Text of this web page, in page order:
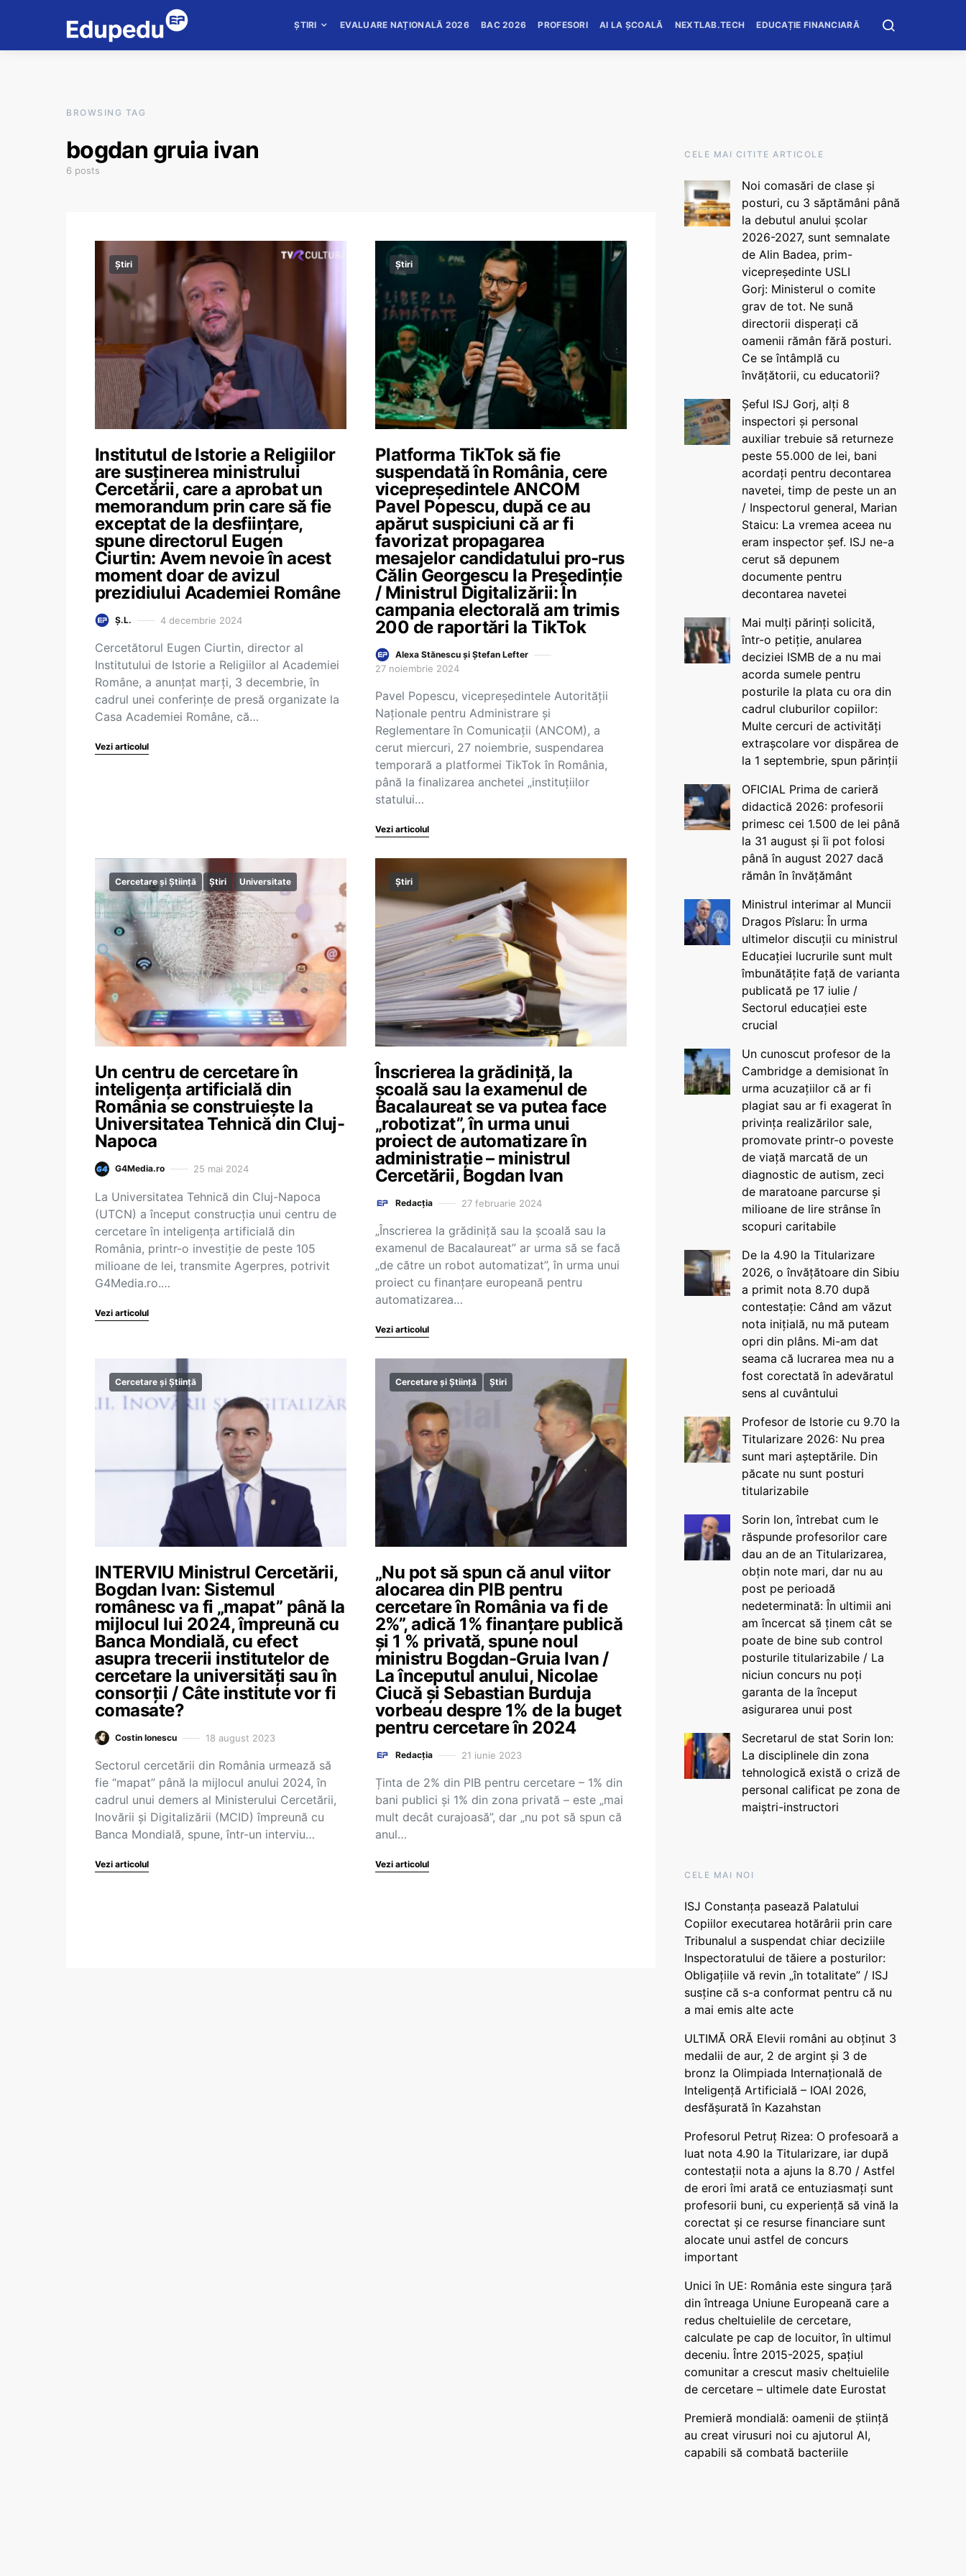
ȘTIRI EVALUARE NAȚIONALĂ 2026 BAC 2026 PROFESORI AI LA ȘCOALĂ NEXTLAB.TECH EDUCAȚIE FINANCIARĂ
BROWSING TAG
bogdan gruia ivan
6 posts
Știri
Institutul de Istorie a Religiilor
are susținerea ministrului
Cercetării, care a aprobat un
memorandum prin care să fie
exceptat de la desființare,
spune directorul Eugen
Ciurtin: Avem nevoie în acest
moment doar de avizul
prezidiului Academiei Române
Ș.L. 4 decembrie 2024
Cercetătorul Eugen Ciurtin, director al
Institutului de Istorie a Religiilor al Academiei
Române, a anunțat marți, 3 decembrie, în
cadrul unei conferințe de presă organizate la
Casa Academiei Române, că…
Vezi articolul
Știri
Platforma TikTok să fie
suspendată în România, cere
vicepreședintele ANCOM
Pavel Popescu, după ce au
apărut suspiciuni că ar fi
favorizat propagarea
mesajelor candidatului pro-rus
Călin Georgescu la Președinție
/ Ministrul Digitalizării: În
campania electorală am trimis
200 de raportări la TikTok
Alexa Stănescu și Ștefan Lefter
27 noiembrie 2024
Pavel Popescu, vicepreşedintele Autorităţii
Naţionale pentru Administrare şi
Reglementare în Comunicaţii (ANCOM), a
cerut miercuri, 27 noiembrie, suspendarea
temporară a platformei TikTok în România,
până la finalizarea anchetei „instituțiilor
statului…
Vezi articolul
Cercetare și Știință Știri Universitate
Un centru de cercetare în
inteligenţa artificială din
România se construieşte la
Universitatea Tehnică din Cluj-
Napoca
G4Media.ro 25 mai 2024
La Universitatea Tehnică din Cluj-Napoca
(UTCN) a început construcţia unui centru de
cercetare în inteligenţa artificială din
România, printr-o investiţie de peste 105
milioane de lei, transmite Agerpres, potrivit
G4Media.ro.…
Vezi articolul
Știri
Înscrierea la grădiniță, la
școală sau la examenul de
Bacalaureat se va putea face
„robotizat”, în urma unui
proiect de automatizare în
administrație – ministrul
Cercetării, Bogdan Ivan
Redacția 27 februarie 2024
„Înscrierea la grădiniță sau la școală sau la
examenul de Bacalaureat” ar urma să se facă
„de către un robot automatizat”, în urma unui
proiect cu finanțare europeană pentru
automatizarea…
Vezi articolul
Cercetare și Știință
INTERVIU Ministrul Cercetării,
Bogdan Ivan: Sistemul
românesc va fi „mapat” până la
mijlocul lui 2024, împreună cu
Banca Mondială, cu efect
asupra trecerii institutelor de
cercetare la universități sau în
consorții / Câte institute vor fi
comasate?
Costin Ionescu 18 august 2023
Sectorul cercetării din România urmează să
fie “mapat” până la mijlocul anului 2024, în
cadrul unui demers al Ministerului Cercetării,
Inovării și Digitalizării (MCID) împreună cu
Banca Mondială, spune, într-un interviu…
Vezi articolul
Cercetare și Știință Știri
„Nu pot să spun că anul viitor
alocarea din PIB pentru
cercetare în România va fi de
2%”, adică 1% finanțare publică
și 1 % privată, spune noul
ministru Bogdan-Gruia Ivan /
La începutul anului, Nicolae
Ciucă și Sebastian Burduja
vorbeau despre 1% de la buget
pentru cercetare în 2024
Redacția 21 iunie 2023
Ținta de 2% din PIB pentru cercetare – 1% din
bani publici și 1% din zona privată – este „mai
mult decât curajoasă”, dar „nu pot să spun că
anul…
Vezi articolul
CELE MAI CITITE ARTICOLE
Noi comasări de clase și
posturi, cu 3 săptămâni până
la debutul anului școlar
2026-2027, sunt semnalate
de Alin Badea, prim-
vicepreședinte USLI
Gorj: Ministerul o comite
grav de tot. Ne sună
directorii disperați că
oamenii rămân fără posturi.
Ce se întâmplă cu
învățătorii, cu educatorii?
Șeful ISJ Gorj, alți 8
inspectori și personal
auxiliar trebuie să returneze
peste 55.000 de lei, bani
acordați pentru decontarea
navetei, timp de peste un an
/ Inspectorul general, Marian
Staicu: La vremea aceea nu
eram inspector șef. ISJ ne-a
cerut să depunem
documente pentru
decontarea navetei
Mai mulți părinți solicită,
într-o petiție, anularea
deciziei ISMB de a nu mai
acorda sumele pentru
posturile la plata cu ora din
cadrul cluburilor copiilor:
Multe cercuri de activități
extrașcolare vor dispărea de
la 1 septembrie, spun părinții
OFICIAL Prima de carieră
didactică 2026: profesorii
primesc cei 1.500 de lei până
la 31 august și îi pot folosi
până în august 2027 dacă
rămân în învățământ
Ministrul interimar al Muncii
Dragos Pîslaru: În urma
ultimelor discuții cu ministrul
Educației lucrurile sunt mult
îmbunătățite față de varianta
publicată pe 17 iulie /
Sectorul educației este
crucial
Un cunoscut profesor de la
Cambridge a demisionat în
urma acuzațiilor că ar fi
plagiat sau ar fi exagerat în
privința realizărilor sale,
promovate printr-o poveste
de viață marcată de un
diagnostic de autism, zeci
de maratoane parcurse și
milioane de lire strânse în
scopuri caritabile
De la 4.90 la Titularizare
2026, o învățătoare din Sibiu
a primit nota 8.70 după
contestație: Când am văzut
nota inițială, nu mă puteam
opri din plâns. Mi-am dat
seama că lucrarea mea nu a
fost corectată în adevăratul
sens al cuvântului
Profesor de Istorie cu 9.70 la
Titularizare 2026: Nu prea
sunt mari așteptările. Din
păcate nu sunt posturi
titularizabile
Sorin Ion, întrebat cum le
răspunde profesorilor care
dau an de an Titularizarea,
obțin note mari, dar nu au
post pe perioadă
nedeterminată: În ultimii ani
am încercat să ținem cât se
poate de bine sub control
posturile titularizabile / La
niciun concurs nu poți
garanta de la început
asigurarea unui post
Secretarul de stat Sorin Ion:
La disciplinele din zona
tehnologică există o criză de
personal calificat pe zona de
maiștri-instructori
CELE MAI NOI
ISJ Constanța pasează Palatului
Copiilor executarea hotărârii prin care
Tribunalul a suspendat chiar deciziile
Inspectoratului de tăiere a posturilor:
Obligațiile vă revin „în totalitate” / ISJ
susține că s-a conformat pentru că nu
a mai emis alte acte
ULTIMĂ ORĂ Elevii români au obținut 3
medalii de aur, 2 de argint și 3 de
bronz la Olimpiada Internațională de
Inteligență Artificială – IOAI 2026,
desfășurată în Kazahstan
Profesorul Petruț Rizea: O profesoară a
luat nota 4.90 la Titularizare, iar după
contestații nota a ajuns la 8.70 / Astfel
de erori îmi arată ce entuziasmați sunt
profesorii buni, cu experiență să vină la
corectat și ce resurse financiare sunt
alocate unui astfel de concurs
important
Unici în UE: România este singura țară
din întreaga Uniune Europeană care a
redus cheltuielile de cercetare,
calculate pe cap de locuitor, în ultimul
deceniu. Între 2015-2025, spațiul
comunitar a crescut masiv cheltuielile
de cercetare – ultimele date Eurostat
Premieră mondială: oamenii de știință
au creat virusuri noi cu ajutorul AI,
capabili să combată bacteriile